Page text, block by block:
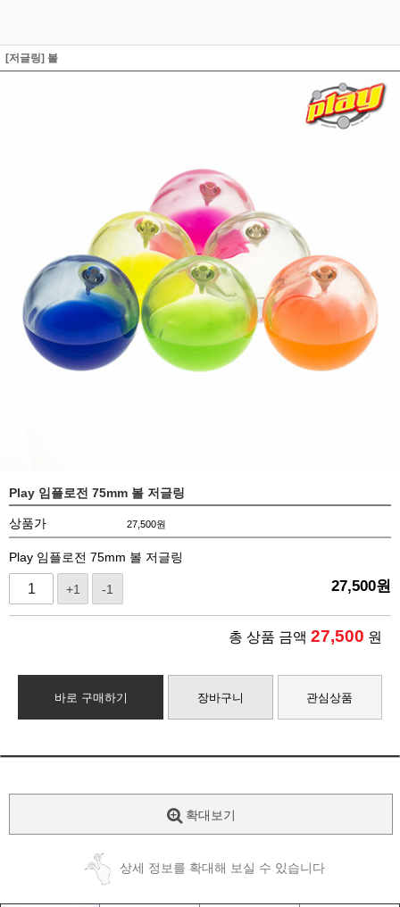
[저글링] 볼
Play 임플로전 75mm 볼 저글링
상품가 27,500원
Play 임플로전 75mm 볼 저글링
+1 -1 27,500원
총 상품 금액 27,500 원
바로 구매하기 장바구니 관심상품
확대보기
상세 정보를 확대해 보실 수 있습니다